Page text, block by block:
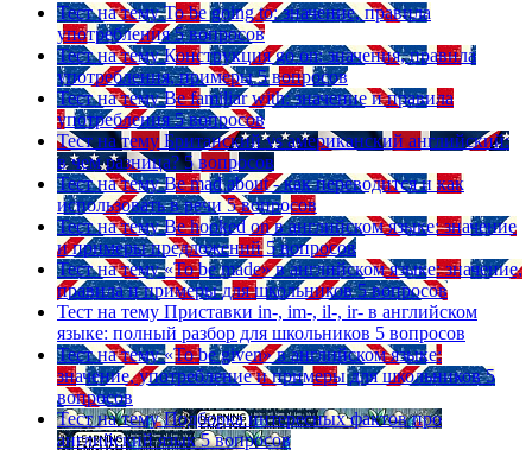
Тест на тему To be going to: значение, правила
употребления 5 вопросов
Тест на тему Конструкция go on: значения, правила
употребления, примеры 5 вопросов
Тест на тему Be familiar with: значение и правила
употребления 5 вопросов
Тест на тему Британский vs американский английский:
в чем разница? 5 вопросов
Тест на тему Be mad about - как переводится и как
использовать в речи 5 вопросов
Тест на тему Be hooked on в английском языке: значение
и примеры предложений 5 вопросов
Тест на тему «To be made» в английском языке: значение,
правила и примеры для школьников 5 вопросов
Тест на тему Приставки in-, im-, il-, ir- в английском
языке: полный разбор для школьников 5 вопросов
Тест на тему «To be given» в английском языке:
значение, употребление и примеры для школьников 5
вопросов
Тест на тему Подборка интересных фактов про
английский язык 5 вопросов